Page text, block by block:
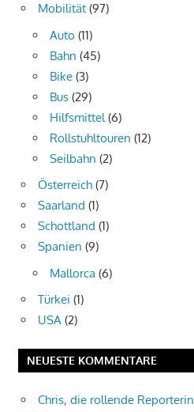
Mobilität (97)
Auto (11)
Bahn (45)
Bike (3)
Bus (29)
Hilfsmittel (6)
Rollstuhltouren (12)
Seilbahn (2)
Österreich (7)
Saarland (1)
Schottland (1)
Spanien (9)
Mallorca (6)
Türkei (1)
USA (2)
NEUESTE KOMMENTARE
Chris, die rollende Reporterin